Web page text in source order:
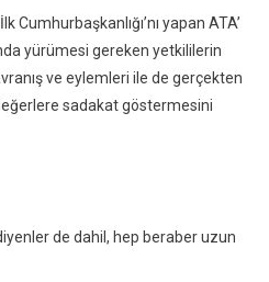
Cumhurbaşkanlığı’nı yapan ATA’
yürümesi gereken yetkililerin
ve eylemleri ile de gerçekten
sadakat göstermesini
de dahil, hep beraber uzun